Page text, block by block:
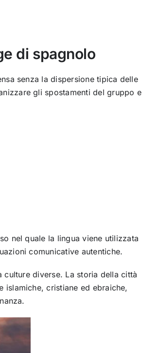
di spagnolo
senza la dispersione tipica delle
gli spostamenti del gruppo e
nel quale la lingua viene utilizzata
comunicative autentiche.
diverse. La storia della città
islamiche, cristiane ed ebraiche,